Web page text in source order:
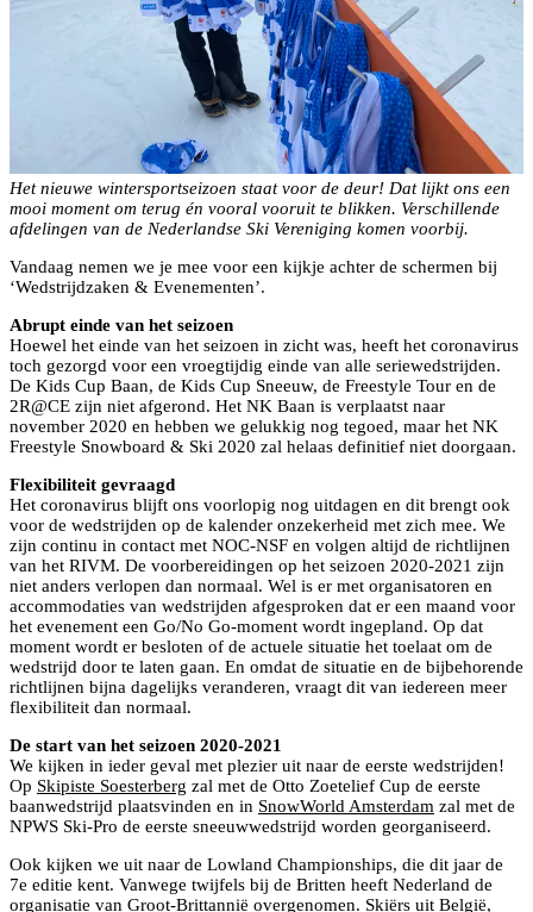
Het nieuwe wintersportseizoen staat voor de deur! Dat lijkt ons een
mooi moment om terug én vooral vooruit te blikken. Verschillende
afdelingen van de Nederlandse Ski Vereniging komen voorbij.
Vandaag nemen we je mee voor een kijkje achter de schermen bij
‘Wedstrijdzaken & Evenementen’.
Abrupt einde van het seizoen
Hoewel het einde van het seizoen in zicht was, heeft het coronavirus
toch gezorgd voor een vroegtijdig einde van alle seriewedstrijden.
De Kids Cup Baan, de Kids Cup Sneeuw, de Freestyle Tour en de
2R@CE zijn niet afgerond. Het NK Baan is verplaatst naar
november 2020 en hebben we gelukkig nog tegoed, maar het NK
Freestyle Snowboard & Ski 2020 zal helaas definitief niet doorgaan.
Flexibiliteit gevraagd
Het coronavirus blijft ons voorlopig nog uitdagen en dit brengt ook
voor de wedstrijden op de kalender onzekerheid met zich mee. We
zijn continu in contact met NOC-NSF en volgen altijd de richtlijnen
van het RIVM. De voorbereidingen op het seizoen 2020-2021 zijn
niet anders verlopen dan normaal. Wel is er met organisatoren en
accommodaties van wedstrijden afgesproken dat er een maand voor
het evenement een Go/No Go-moment wordt ingepland. Op dat
moment wordt er besloten of de actuele situatie het toelaat om de
wedstrijd door te laten gaan. En omdat de situatie en de bijbehorende
richtlijnen bijna dagelijks veranderen, vraagt dit van iedereen meer
flexibiliteit dan normaal.
De start van het seizoen 2020-2021
We kijken in ieder geval met plezier uit naar de eerste wedstrijden!
Op Skipiste Soesterberg zal met de Otto Zoetelief Cup de eerste
baanwedstrijd plaatsvinden en in SnowWorld Amsterdam zal met de
NPWS Ski-Pro de eerste sneeuwwedstrijd worden georganiseerd.
Ook kijken we uit naar de Lowland Championships, die dit jaar de
7e editie kent. Vanwege twijfels bij de Britten heeft Nederland de
organisatie van Groot-Brittannië overgenomen. Skiërs uit België,